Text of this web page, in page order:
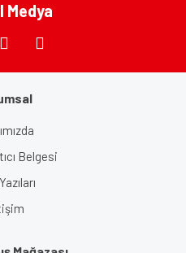
Medya
Belgesi